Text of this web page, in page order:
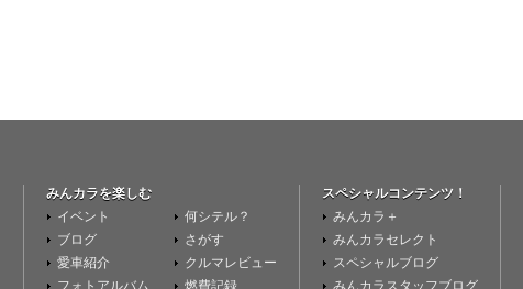
みんカラを楽しむ
イベント
ブログ
愛車紹介
何シテル？
さがす
クルマレビュー
スペシャルコンテンツ！
みんカラ＋
みんカラセレクト
スペシャルブログ